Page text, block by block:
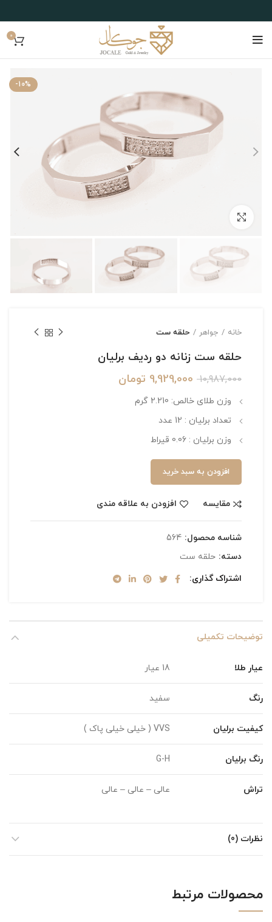
0
-10%
خانه جواهر حلقه ست
حلقه ست زنانه دو ردیف برلیان
10,987,000
9,929,000 تومان
وزن طلای خالص: 2.210 گرم
تعداد برلیان : 12 عدد
وزن برلیان : 0.06 قیراط
افزودن به سبد خرید
مقایسه افزودن به علاقه مندی
شناسه محصول: 564
دسته: حلقه ست
اشتراک گذاری
توضیحات تکمیلی
عیار طلا 18 عیار
رنگ سفید
کیفیت برلیان VVS ( خیلی خیلی پاک )
رنگ برلیان G-H
تراش عالی – عالی – عالی
نظرات (0)
محصولات مرتبط